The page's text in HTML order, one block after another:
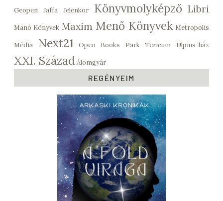
Geopen Jaffa Jelenkor Könyvmolyképző Libri
Manó Könyvek Maxim Menő Könyvek Metropolis
Média Next21 Open Books Park Tericum Ulpius-ház
XXI. Század Álomgyár
REGÉNYEIM